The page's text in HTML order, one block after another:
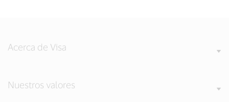
Acerca de Visa
Nuestros valores